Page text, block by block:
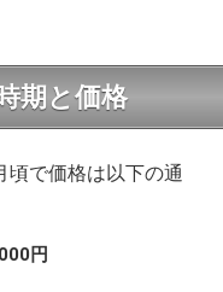
期と価格
頃で価格は以下の通
円